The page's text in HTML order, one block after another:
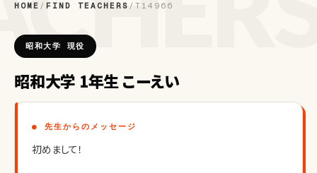
HOME / FIND TEACHERS / T14966
昭和大学 現役
昭和大学 1年生 こーえい
● 先生からのメッセージ
初めまして！